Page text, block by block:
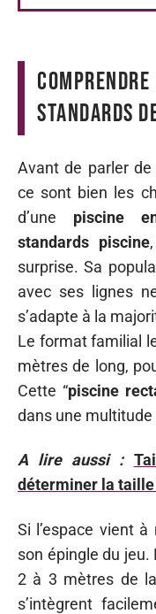
standards
Avant de parler
ce sont bien les
d’une piscine
standards piscine
surprise. Sa
avec ses lignes
s’adapte à la
Le format familial
mètres de long,
Cette “piscine
dans une multitude
A lire aussi :
déterminer la
Si l’espace vient
son épingle du jeu.
2 à 3 mètres de
s’intègrent